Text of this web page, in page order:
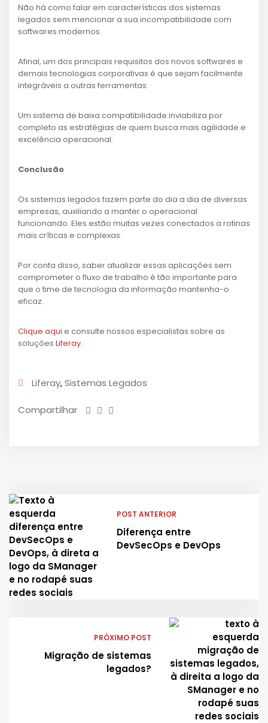
Não há como falar em características dos sistemas
legados sem mencionar a sua incompatibilidade com
softwares modernos.
Afinal, um dos principais requisitos dos novos softwares e
demais tecnologias corporativas é que sejam facilmente
integráveis a outras ferramentas.
Um sistema de baixa compatibilidade inviabiliza por
completo as estratégias de quem busca mais agilidade e
excelência operacional.
Conclusão
Os sistemas legados fazem parte do dia a dia de diversas
empresas, auxiliando a manter o operacional
funcionando. Eles estão muitas vezes conectados a rotinas
mais críticas e complexas.
Por conta disso, saber atualizar essas aplicações sem
comprometer o fluxo de trabalho é tão importante para
que o time de tecnologia da informação mantenha-o
eficaz.
Clique aqui e consulte nossos especialistas sobre as
soluções Liferay.
Liferay,Sistemas Legados
Compartilhar
POST ANTERIOR
Diferença entre
DevSecOps e DevOps
PRÓXIMO POST
Migração de sistemas
legados?